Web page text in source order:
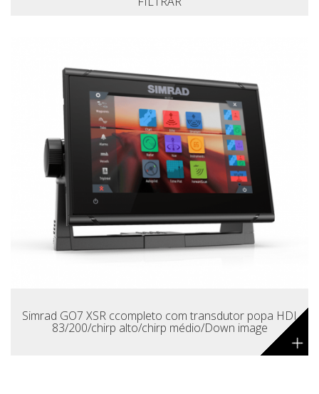
Simrad GO7 XSR ccompleto com transdutor popa HDI
83/200/chirp alto/chirp médio/Down image +